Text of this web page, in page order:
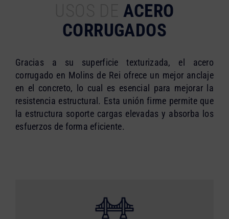
ACERO
CORRUGADOS
Gracias a su superficie texturizada, el acero
corrugado en Molins de Rei ofrece un mejor anclaje
en el concreto, lo cual es esencial para mejorar la
resistencia estructural. Esta unión firme permite que
la estructura soporte cargas elevadas y absorba los
esfuerzos de forma eficiente.